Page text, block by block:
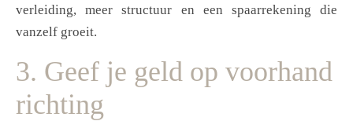
verleiding, meer structuur en een spaarrekening die
vanzelf groeit.
3. Geef je geld op voorhand
richting